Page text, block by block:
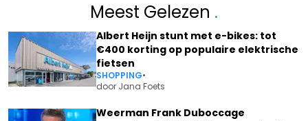
Meest Gelezen .
Albert Heijn stunt met e-bikes: tot
€400 korting op populaire elektrische
fietsen
SHOPPING•
door Jana Foets
Weerman Frank Duboccage